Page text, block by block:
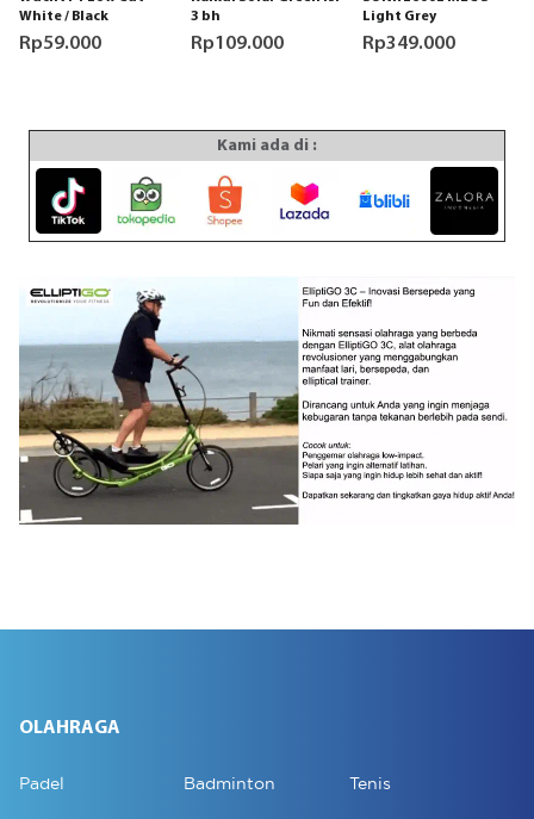
White / Black
Rp59.000
3 bh
Rp109.000
Light Grey
Rp349.000
Kami ada di :
OLAHRAGA
Padel Badminton Tenis